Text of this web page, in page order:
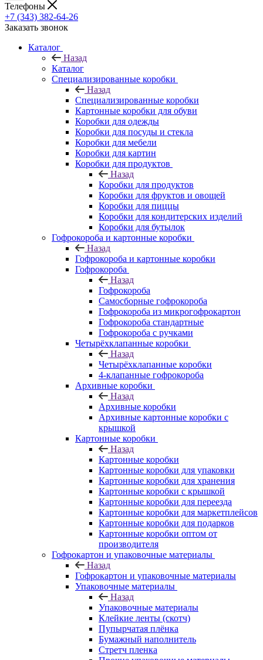
Телефоны
+7 (343) 382-64-26
Заказать звонок
Каталог
Назад
Каталог
Специализированные коробки
Назад
Специализированные коробки
Картонные коробки для обуви
Коробки для одежды
Коробки для посуды и стекла
Коробки для мебели
Коробки для картин
Коробки для продуктов
Назад
Коробки для продуктов
Коробки для фруктов и овощей
Коробки для пиццы
Коробки для кондитерских изделий
Коробки для бутылок
Гофрокороба и картонные коробки
Назад
Гофрокороба и картонные коробки
Гофрокороба
Назад
Гофрокороба
Самосборные гофрокороба
Гофрокороба из микрогофрокартон
Гофрокороба стандартные
Гофрокороба с ручками
Четырёхклапанные коробки
Назад
Четырёхклапанные коробки
4-клапанные гофрокороба
Архивные коробки
Назад
Архивные коробки
Архивные картонные коробки с
крышкой
Картонные коробки
Назад
Картонные коробки
Картонные коробки для упаковки
Картонные коробки для хранения
Картонные коробки с крышкой
Картонные коробки для переезда
Картонные коробки для маркетплейсов
Картонные коробки для подарков
Картонные коробки оптом от
производителя
Гофрокартон и упаковочные материалы
Назад
Гофрокартон и упаковочные материалы
Упаковочные материалы
Назад
Упаковочные материалы
Клейкие ленты (скотч)
Пупырчатая плёнка
Бумажный наполнитель
Стретч пленка